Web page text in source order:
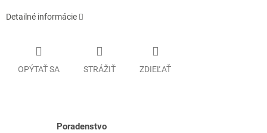
Detailné informácie
OPÝTAŤ SA STRÁŽIŤ ZDIEĽAŤ
Poradenstvo